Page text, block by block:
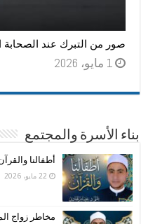
صور من التبرك عند الصحابة
1 مايو، 2026
بناء الأسرة والمجتمع
أطفالنا
22 مايو، 2026
مخاطر زواج